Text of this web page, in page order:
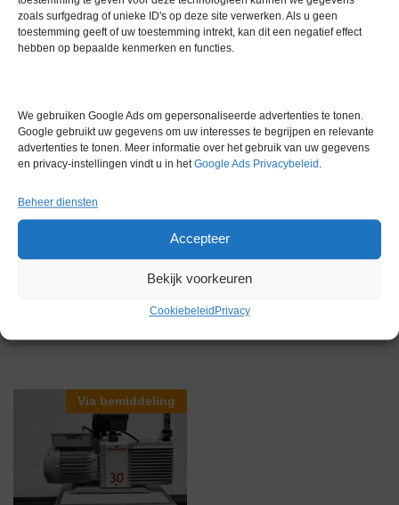
zoals surfgedrag of unieke ID's op deze site verwerken. Als u geen
toestemming geeft of uw toestemming intrekt, kan dit een negatief effect
hebben op bepaalde kenmerken en functies.
We gebruiken Google Ads om gepersonaliseerde advertenties te tonen.
Google gebruikt uw gegevens om uw interesses te begrijpen en relevante
advertenties te tonen. Meer informatie over het gebruik van uw gegevens
en privacy-instellingen vindt u in hetGoogle Ads Privacybeleid .
Beheer diensten
Accepteer
Bekijk voorkeuren
Cookiebeleid Privacy
Extra informatie
Merk KNF
Conditie Gebruikt in goede conditie
Gerelateerde producten
Via bemiddeling